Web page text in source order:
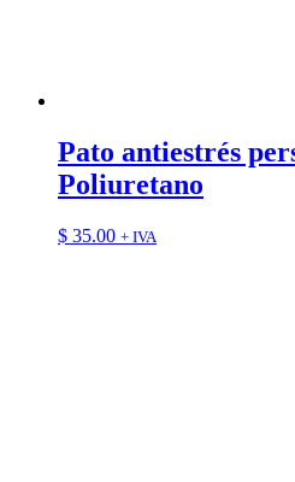
Pato antiestrés
Poliuretano
$ 35.00 + IVA